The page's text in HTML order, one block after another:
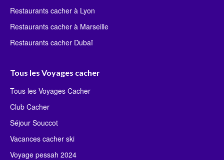
Restaurants cacher à Lyon
Restaurants cacher à Marseille
Restaurants cacher Dubaï
Tous les Voyages cacher
Tous les Voyages Cacher
Club Cacher
Séjour Souccot
Vacances cacher ski
Voyage pessah 2024